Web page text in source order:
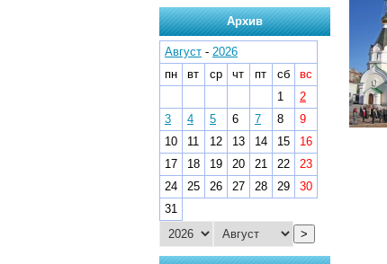
Архив
Август - 2026
пн
вт ср чт пт сб
вс
1
2
3
4 5 6 7 8
9
10
11 12 13 14 15
16
17
18 19 20 21 22
23
24
25 26 27 28 29
30
31
>